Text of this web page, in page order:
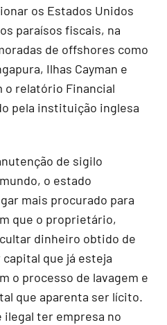
os Estados Unidos
paraísos fiscais, na
de offshores como
Ilhas Cayman e
o relatório Financial
pela instituição inglesa
de sigilo
o estado
mais procurado para
que o proprietário,
dinheiro obtido de
que já esteja
o processo de lavagem e
que aparenta ser lícito.
ilegal ter empresa no